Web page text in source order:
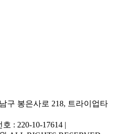
구 봉은사로 218, 트라이업타
: 220-10-17614 |